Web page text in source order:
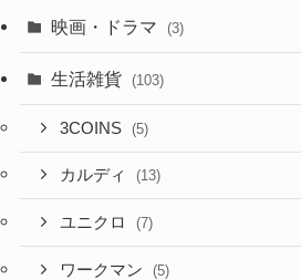
映画・ドラマ (3)
生活雑貨 (103)
3COINS (5)
カルディ (13)
ユニクロ (7)
ワークマン (5)